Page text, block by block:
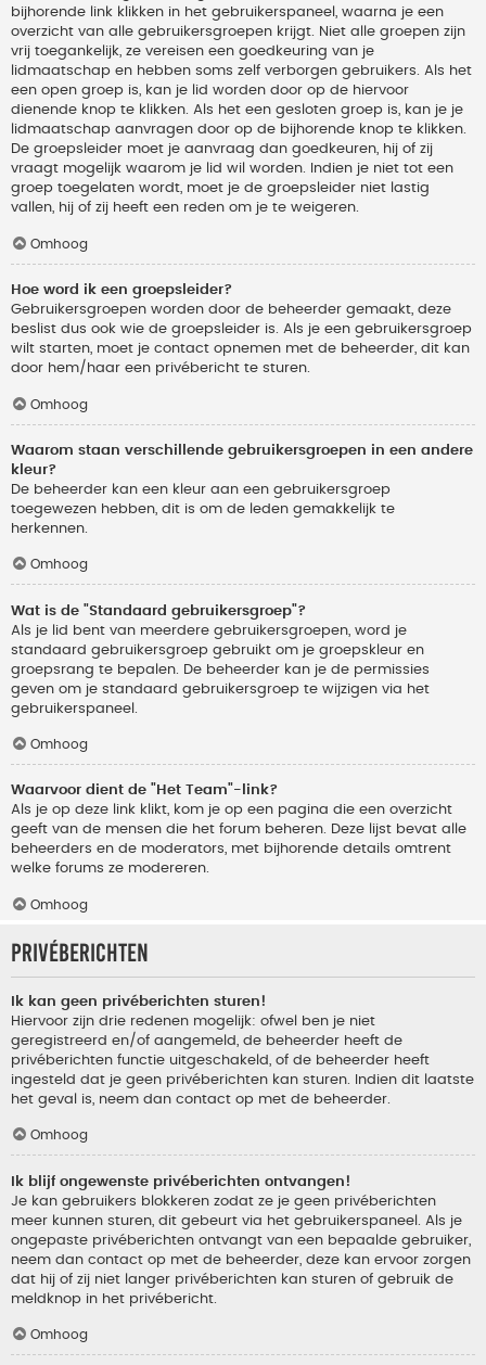
bijhorende link klikken in het gebruikerspaneel, waarna je een
overzicht van alle gebruikersgroepen krijgt. Niet alle groepen zijn
vrij toegankelijk, ze vereisen een goedkeuring van je
lidmaatschap en hebben soms zelf verborgen gebruikers. Als het
een open groep is, kan je lid worden door op de hiervoor
dienende knop te klikken. Als het een gesloten groep is, kan je je
lidmaatschap aanvragen door op de bijhorende knop te klikken.
De groepsleider moet je aanvraag dan goedkeuren, hij of zij
vraagt mogelijk waarom je lid wil worden. Indien je niet tot een
groep toegelaten wordt, moet je de groepsleider niet lastig
vallen, hij of zij heeft een reden om je te weigeren.
Omhoog
Hoe word ik een groepsleider?
Gebruikersgroepen worden door de beheerder gemaakt, deze
beslist dus ook wie de groepsleider is. Als je een gebruikersgroep
wilt starten, moet je contact opnemen met de beheerder, dit kan
door hem/haar een privébericht te sturen.
Omhoog
Waarom staan verschillende gebruikersgroepen in een andere
kleur?
De beheerder kan een kleur aan een gebruikersgroep
toegewezen hebben, dit is om de leden gemakkelijk te
herkennen.
Omhoog
Wat is de "Standaard gebruikersgroep"?
Als je lid bent van meerdere gebruikersgroepen, word je
standaard gebruikersgroep gebruikt om je groepskleur en
groepsrang te bepalen. De beheerder kan je de permissies
geven om je standaard gebruikersgroep te wijzigen via het
gebruikerspaneel.
Omhoog
Waarvoor dient de "Het Team"-link?
Als je op deze link klikt, kom je op een pagina die een overzicht
geeft van de mensen die het forum beheren. Deze lijst bevat alle
beheerders en de moderators, met bijhorende details omtrent
welke forums ze modereren.
Omhoog
Privéberichten
Ik kan geen privéberichten sturen!
Hiervoor zijn drie redenen mogelijk: ofwel ben je niet
geregistreerd en/of aangemeld, de beheerder heeft de
privéberichten functie uitgeschakeld, of de beheerder heeft
ingesteld dat je geen privéberichten kan sturen. Indien dit laatste
het geval is, neem dan contact op met de beheerder.
Omhoog
Ik blijf ongewenste privéberichten ontvangen!
Je kan gebruikers blokkeren zodat ze je geen privéberichten
meer kunnen sturen, dit gebeurt via het gebruikerspaneel. Als je
ongepaste privéberichten ontvangt van een bepaalde gebruiker,
neem dan contact op met de beheerder, deze kan ervoor zorgen
dat hij of zij niet langer privéberichten kan sturen of gebruik de
meldknop in het privébericht.
Omhoog